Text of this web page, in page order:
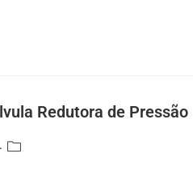
Redutora de Pressão